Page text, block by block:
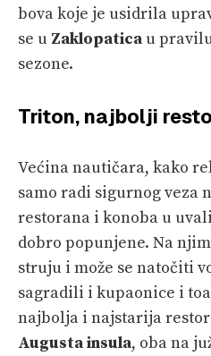
bova koje je usidrila
se u Zaklopatica u
sezone.
Triton, najbolji
Većina nautičara, kako
samo radi sigurnog veza
restorana i konoba u
dobro popunjene. Na
struju i može se natočiti
sagradili i kupaonice i
najbolja i najstarija
Augusta insula, oba na